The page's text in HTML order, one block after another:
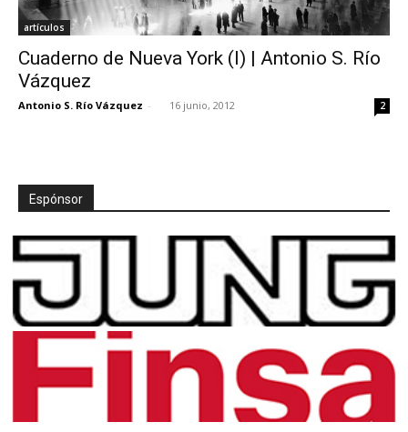
artículos
Cuaderno de Nueva York (I) | Antonio S. Río
Vázquez
Antonio S. Río Vázquez - 16 junio, 2012 2
Espónsor